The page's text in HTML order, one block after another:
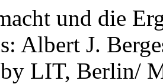
und die
Albert J.
LIT, Berlin/